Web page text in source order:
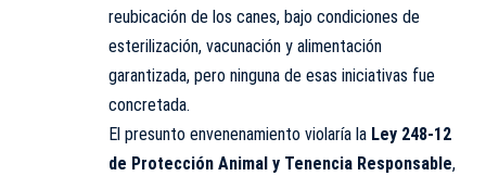
reubicación de los canes, bajo condiciones de
esterilización, vacunación y alimentación
garantizada, pero ninguna de esas iniciativas fue
concretada.
El presunto envenenamiento violaría la Ley 248-12
de Protección Animal y Tenencia Responsable,